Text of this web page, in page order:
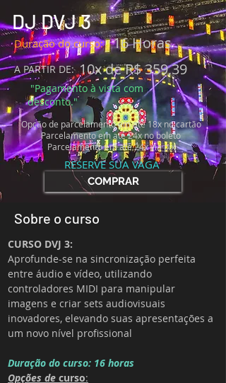
Sobre o curso
CURSO DVJ 3:
Aprofunde-se na sincronização perfeita
entre áudio e vídeo, utilizando
controladores MIDI para manipular
imagens e criar sets audiovisuais
inovadores, elevando suas apresentações a
um novo nível profissional
Duração do curso: 16 horas
Opções de curso:
DJ DVJ 3
Duração do curso: 16 Horas
A PARTIR DE: 10x de R$ 359,39
"Pagamento à vista com
desconto."
Opção de parcelamento em até18x no cartão
Parcelamento em até 24x no boleto
Parcelamento em até 24x via pix
RESERVE SUA VAGA
COMPRAR